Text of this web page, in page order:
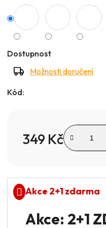
Dostupnost
Možnosti doručení
Kód:
349 Kč
Akce 2+1 zdarma
Akce: 2+1